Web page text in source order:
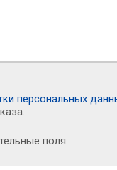
персональных
поля